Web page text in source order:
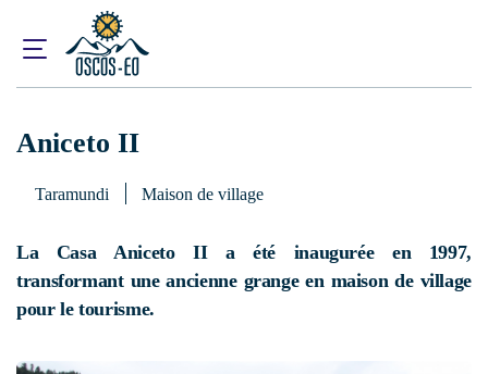
Que visiter ?
Aniceto II
Taramundi Maison de village
La Casa Aniceto II a été inaugurée en 1997,
transformant une ancienne grange en maison de village
pour le tourisme.